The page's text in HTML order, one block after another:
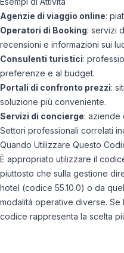
Agenzie di viaggio online:
Operatori di Booking: servizi
recensioni e informazioni sui
Consulenti turistici:
preferenze e al budget.
Portali di confronto prezzi:
soluzione più conveniente.
Servizi di concierge: aziende
Settori professionali correlati
Quando Utilizzare Questo
È appropriato utilizzare il
piuttosto che sulla gestione
hotel (codice 55.10.0) o da
modalità operative diverse.
codice rappresenta la scelta